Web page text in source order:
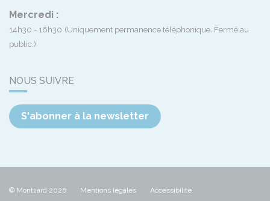
Mercredi :
14h30 - 16h30 (Uniquement permanence téléphonique. Fermé au
public.)
NOUS SUIVRE
S'abonner à la newsletter
© Montliard 2026 Mentions légales
Accessibilité